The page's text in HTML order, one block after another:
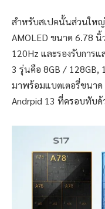
สำหรับสเปคนั้นส่วนให
AMOLED ขนาด 6.78
120Hz และรองรับการ
3 รุ่นคือ 8GB / 128GB,
มาพร้อมแบตเตอรี่ขนาด
Andrpid 13 ที่ครอบทับด้